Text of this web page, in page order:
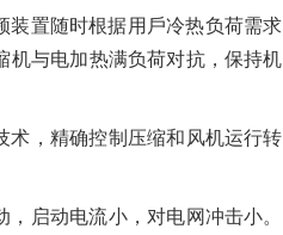
装置随时根据⽤⼾冷热负荷需求
机与电加热满负荷对抗，保持机
术，精确控制压缩和⻛机运⾏转
启动电流⼩，对电⽹冲击⼩。